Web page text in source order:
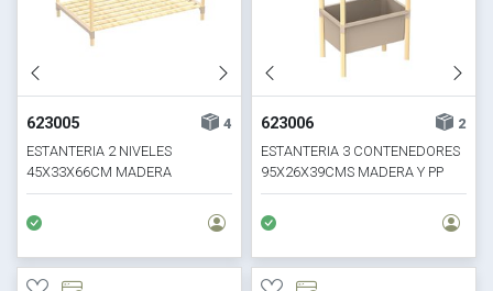
623005
4
ESTANTERIA 2 NIVELES
45X33X66CM MADERA
623006
2
ESTANTERIA 3 CONTENEDORES
95X26X39CMS MADERA Y PP